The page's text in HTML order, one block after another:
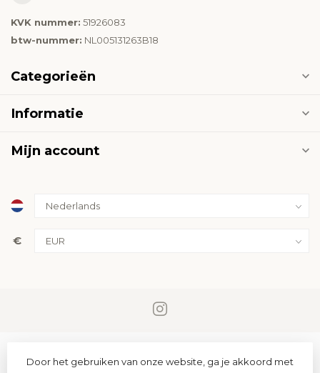
KVK nummer: 51926083
btw-nummer: NL005131263B18
Categorieën
Informatie
Mijn account
€
Door het gebruiken van onze website, ga je akkoord met